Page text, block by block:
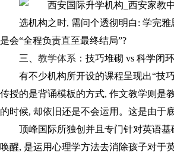
选机构之时, 需问个透彻明白: 学完
是会“全程负责直至最终结局”?
三、 教学体系 ：技巧堆砌 vs 科学闭环
有不少机构所开设的课程呈现出“技
传授的是背诵模板的方式, 作文教学则是
的时候, 却依旧还是不会运用。这是由于
顶峰国际所独创并且专门针对英语
唤醒, 是运用心理学方法去消除孩子对于